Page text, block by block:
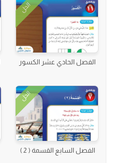
الحل
الفصل الحادي عشر الكسور
الحل
الفصل السابع القسمة ( 2 )